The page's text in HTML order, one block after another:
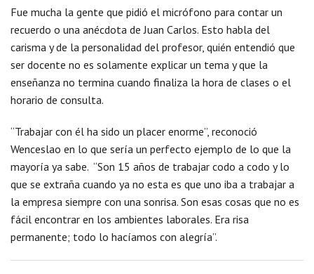
Fue mucha la gente que pidió el micrófono para contar un
recuerdo o una anécdota de Juan Carlos. Esto habla del
carisma y de la personalidad del profesor, quién entendió que
ser docente no es solamente explicar un tema y que la
enseñanza no termina cuando finaliza la hora de clases o el
horario de consulta.
“Trabajar con él ha sido un placer enorme”, reconoció
Wenceslao en lo que sería un perfecto ejemplo de lo que la
mayoría ya sabe. “Son 15 años de trabajar codo a codo y lo
que se extraña cuando ya no esta es que uno iba a trabajar a
la empresa siempre con una sonrisa. Son esas cosas que no es
fácil encontrar en los ambientes laborales. Era risa
permanente; todo lo hacíamos con alegría”.